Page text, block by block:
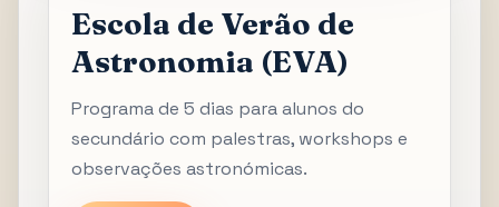
Escola de Verão de
Astronomia (EVA)
Programa de 5 dias para alunos do
secundário com palestras, workshops e
observações astronómicas.